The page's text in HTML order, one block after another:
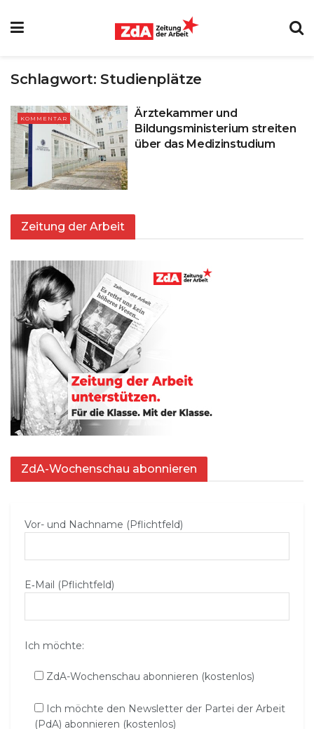
Schlagwort: Studienplätze
KOMMENTAR
Ärztekammer und
Bildungsministerium streiten
über das Medizinstudium
Zeitung der Arbeit
ZdA-Wochenschau abonnieren
Vor- und Nachname (Pflichtfeld)
E‑Mail (Pflichtfeld)
Ich möchte:
ZdA-Wochenschau abonnieren (kostenlos)
Ich möchte den Newsletter der Partei der Arbeit
(PdA) abonnieren (kostenlos)